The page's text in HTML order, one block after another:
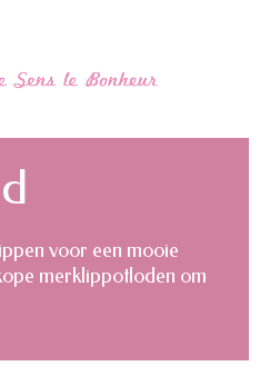
voor een mooie
merklippotloden om
vind je